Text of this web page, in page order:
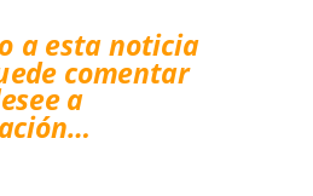
a esta noticia
comentar
a